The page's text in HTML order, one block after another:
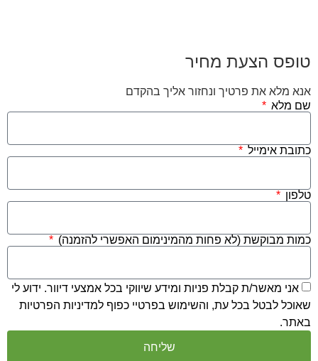
הצעת מחיר
את פרטיך ונחזור אליך בהקדם
(לא פחות מהמינימום האפשרי להזמנה)
ת קבלת פניות ומידע שיווקי בכל אמצעי דיוור. ידוע לי
בכל עת, והשימוש בפרטיי כפוףלמדיניות הפרטיות